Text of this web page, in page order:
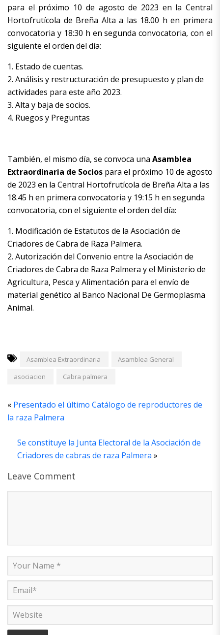
para el próximo 10 de agosto de 2023 en la Central
Hortofrutícola de Breña Alta a las 18.00 h en primera
convocatoria y 18:30 h en segunda convocatoria, con el
siguiente el orden del día:
1. Estado de cuentas.
2. Análisis y restructuración de presupuesto y plan de
actividades para este año 2023.
3. Alta y baja de socios.
4. Ruegos y Preguntas
También, el mismo día, se convoca una Asamblea
Extraordinaria de Socios para el próximo 10 de agosto
de 2023 en la Central Hortofrutícola de Breña Alta a las
18.45 h en primera convocatoria y 19:15 h en segunda
convocatoria, con el siguiente el orden del día:
1. Modificación de Estatutos de la Asociación de
Criadores de Cabra de Raza Palmera.
2. Autorización del Convenio entre la Asociación de
Criadores de Cabra de Raza Palmera y el Ministerio de
Agricultura, Pesca y Alimentación para el envío de
material genético al Banco Nacional De Germoplasma
Animal.
Asamblea Extraordinaria
Asamblea General
asociacion
Cabra palmera
« Presentado el último Catálogo de reproductores de
la raza Palmera
Se constituye la Junta Electoral de la Asociación de
Criadores de cabras de raza Palmera »
Leave Comment